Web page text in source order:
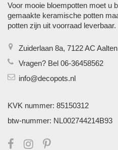
Voor mooie bloempotten moet u
gemaakte keramische potten
potten zijn uit voorraad leverbaar.
Zuiderlaan 8a, 7122 AC Aalten
Vragen? Bel 06-36458562
info@decopots.nl
KVK nummer: 85150312
btw-nummer: NL002744214B93